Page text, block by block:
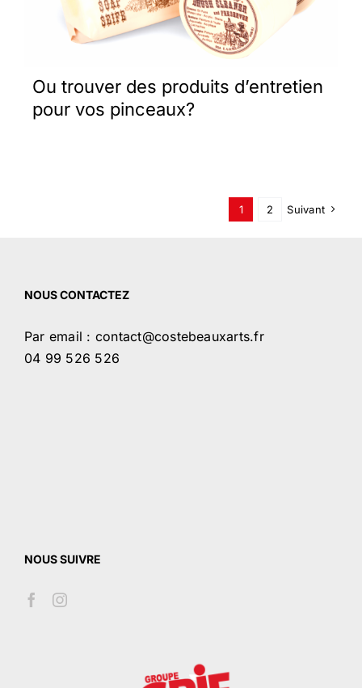
Ou trouver des produits d’entretien
pour vos pinceaux?
1 2 Suivant
NOUS CONTACTEZ
Par email : contact@costebeauxarts.fr
04 99 526 526
NOUS SUIVRE